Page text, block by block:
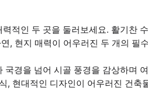
적인 두 곳을 둘러보세요. 활기찬
, 현지 매력이 어우러진 두 개의 필
경을 넘어 시골 풍경을 감상하며
, 현대적인 디자인이 어우러진 건축